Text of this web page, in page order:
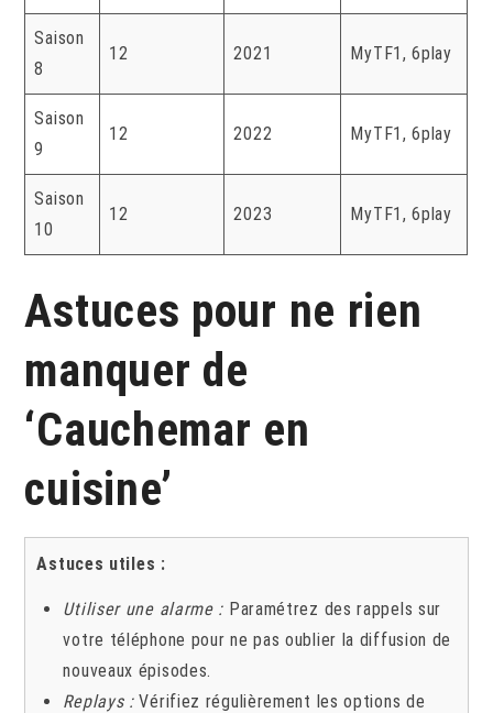
Saison
8
12 2021 MyTF1, 6play
Saison
9
12 2022 MyTF1, 6play
Saison
10
12 2023 MyTF1, 6play
Astuces pour ne rien
manquer de
‘Cauchemar en
cuisine’
Astuces utiles :
Utiliser une alarme : Paramétrez des rappels sur
votre téléphone pour ne pas oublier la diffusion de
nouveaux épisodes.
Replays :Vérifiez régulièrement les options de